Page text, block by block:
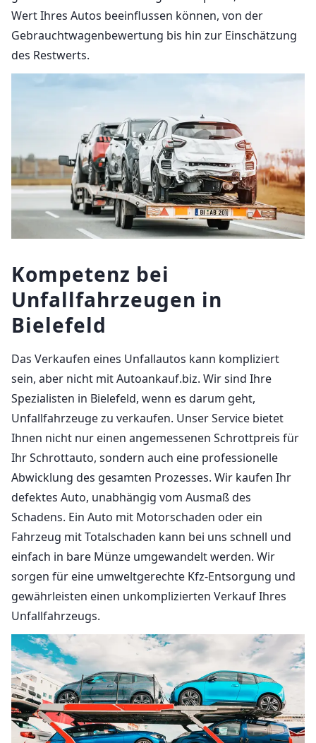
Wert Ihres Autos beeinflussen können, von der
Gebrauchtwagenbewertung bis hin zur Einschätzung
des Restwerts.
Kompetenz bei
Unfallfahrzeugen in
Bielefeld
Das Verkaufen eines Unfallautos kann kompliziert
sein, aber nicht mit Autoankauf.biz. Wir sind Ihre
Spezialisten in Bielefeld, wenn es darum geht,
Unfallfahrzeuge zu verkaufen. Unser Service bietet
Ihnen nicht nur einen angemessenen Schrottpreis für
Ihr Schrottauto, sondern auch eine professionelle
Abwicklung des gesamten Prozesses. Wir kaufen Ihr
defektes Auto, unabhängig vom Ausmaß des
Schadens. Ein Auto mit Motorschaden oder ein
Fahrzeug mit Totalschaden kann bei uns schnell und
einfach in bare Münze umgewandelt werden. Wir
sorgen für eine umweltgerechte Kfz-Entsorgung und
gewährleisten einen unkomplizierten Verkauf Ihres
Unfallfahrzeugs.